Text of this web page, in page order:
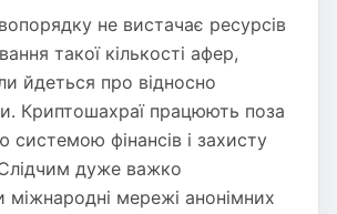
не вистачає ресурсів
такої кількості афер,
йдеться про відносно
Криптошахраї працюють поза
системою фінансів і захисту
дуже важко
міжнародні мережі анонімних